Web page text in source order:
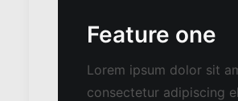
Feature one
Lorem ipsum dolor sit
consectetur adipiscing